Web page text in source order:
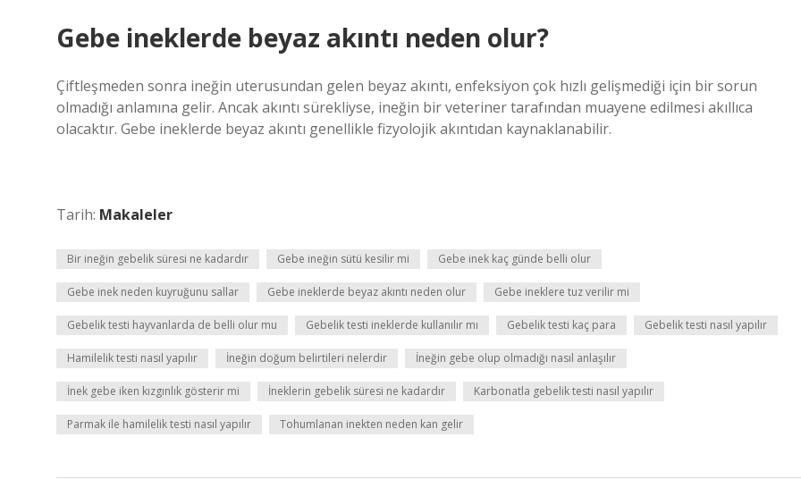
Gebe ineklerde beyaz akıntı neden olur?
Çiftleşmeden sonra ineğin uterusundan gelen beyaz akıntı, enfeksiyon çok hızlı gelişmediği için bir sorun
olmadığı anlamına gelir. Ancak akıntı sürekliyse, ineğin bir veteriner tarafından muayene edilmesi akıllıca
olacaktır. Gebe ineklerde beyaz akıntı genellikle fizyolojik akıntıdan kaynaklanabilir.
Tarih: Makaleler
Bir ineğin gebelik süresi ne kadardır Gebe ineğin sütü kesilir mi Gebe inek kaç günde belli olur
Gebe inek neden kuyruğunu sallar Gebe ineklerde beyaz akıntı neden olur Gebe ineklere tuz verilir mi
Gebelik testi hayvanlarda de belli olur mu Gebelik testi ineklerde kullanılır mı Gebelik testi kaç para Gebelik testi nasıl yapılır
Hamilelik testi nasıl yapılır İneğin doğum belirtileri nelerdir İneğin gebe olup olmadığı nasıl anlaşılır
İnek gebe iken kızgınlık gösterir mi İneklerin gebelik süresi ne kadardır Karbonatla gebelik testi nasıl yapılır
Parmak ile hamilelik testi nasıl yapılır Tohumlanan inekten neden kan gelir